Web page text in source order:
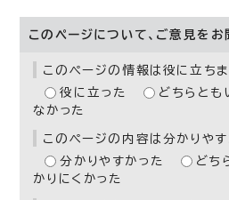
このページについて、ご意見をお
このページの情報は役に立ちま
役に立った
どちらとも
なかった
このページの内容は分かりやす
分かりやすかった
どち
かりにくかった